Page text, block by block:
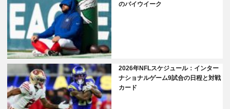
のバイウイーク
2026年NFLスケジュール：インター
ナショナルゲーム9試合の日程と対戦
カード